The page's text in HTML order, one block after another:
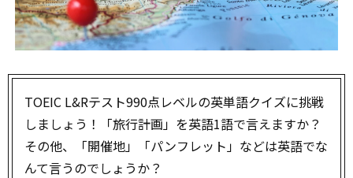
TOEIC L&Rテスト990点レベルの英単語クイズに挑戦
しましょう！「旅行計画」を英語1語で言えますか？
その他、「開催地」「パンフレット」などは英語でな
んて言うのでしょうか？